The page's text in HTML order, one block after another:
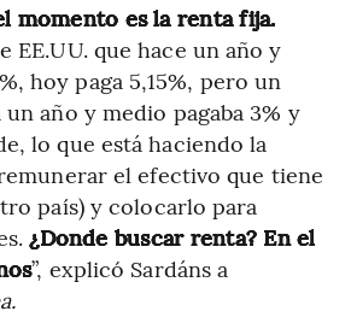
momento es la renta fija.
EE.UU. que hace un año y
hoy paga 5,15%, pero un
año y medio pagaba 3% y
lo que está haciendo la
el efectivo que tiene
país) y colocarlo para
¿Donde buscar renta? En el
”, explicó Sardáns a